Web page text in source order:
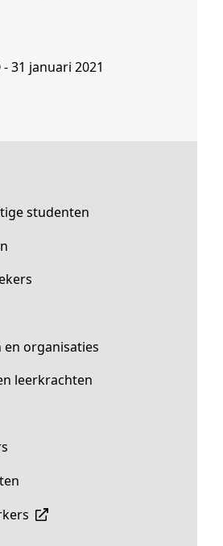
31 januari 2021
studenten
en organisaties
leerkrachten